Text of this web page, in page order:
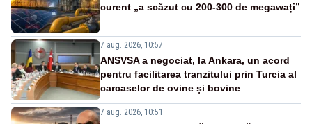
curent „a scăzut cu 200-300 de megawați”
7 aug. 2026, 10:57
ANSVSA a negociat, la Ankara, un acord
pentru facilitarea tranzitului prin Turcia al
carcaselor de ovine și bovine
7 aug. 2026, 10:51